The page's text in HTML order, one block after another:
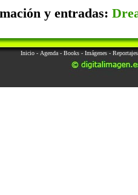
y entradas:
Inicio - Agenda - Books - Imágenes - Reportajes